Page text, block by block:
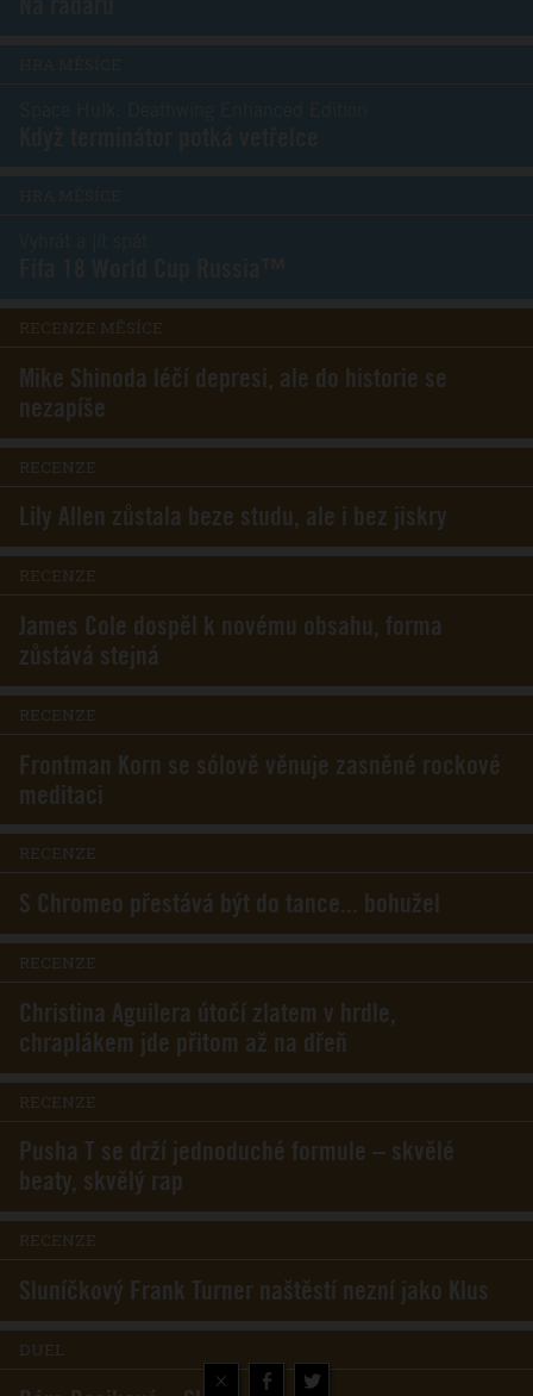
×
RECENZE MĚSÍCE
Mike Shinoda léčí depresi, ale do historie se
nezapíše
RECENZE
Lily Allen zůstala beze studu, ale i bez jiskry
RECENZE
James Cole dospěl k novému obsahu, forma
zůstává stejná
RECENZE
Frontman Korn se sólově věnuje zasněné rockové
meditaci
RECENZE
S Chromeo přestává být do tance... bohužel
RECENZE
Christina Aguilera útočí zlatem v hrdle,
chraplákem jde přitom až na dřeň
RECENZE
Pusha T se drží jednoduché formule – skvělé
beaty, skvělý rap
RECENZE
Sluníčkový Frank Turner naštěstí nezní jako Klus
DUEL